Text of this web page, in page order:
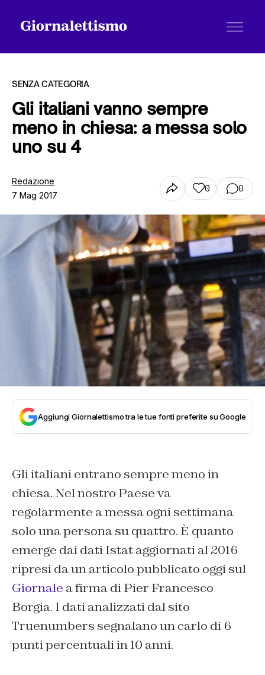
Tutti gli articoli
Chi siamo
Contatti
SENZA CATEGORIA
Gli italiani vanno sempre
meno in chiesa: a messa solo
uno su 4
Redazione
7 Mag 2017
0 0
Aggiungi Giornalettismo tra le tue fonti preferite su Google
Gli italiani entrano sempre meno in
chiesa. Nel nostro Paese va
regolarmente a messa ogni settimana
solo una persona su quattro. È quanto
emerge dai dati Istat aggiornati al 2016
ripresi da un articolo pubblicato oggi sul
Giornale a firma di Pier Francesco
Borgia. I dati analizzati dal sito
Truenumbers segnalano un carlo di 6
punti percentuali in 10 anni.